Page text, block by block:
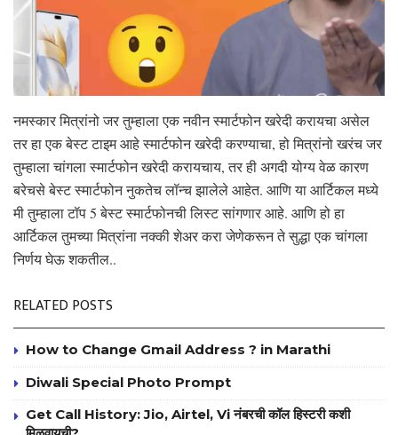
नमस्कार मित्रांनो जर तुम्हाला एक नवीन स्मार्टफोन खरेदी करायचा असेल
तर हा एक बेस्ट टाइम आहे स्मार्टफोन खरेदी करण्याचा, हो मित्रांनो खरंच जर
तुम्हाला चांगला स्मार्टफोन खरेदी करायचाय, तर ही अगदी योग्य वेळ कारण
बरेचसे बेस्ट स्मार्टफोन नुकतेच लॉन्च झालेले आहेत. आणि या आर्टिकल मध्ये
मी तुम्हाला टॉप 5 बेस्ट स्मार्टफोनची लिस्ट सांगणार आहे. आणि हो हा
आर्टिकल तुमच्या मित्रांना नक्की शेअर करा जेणेकरून ते सुद्धा एक चांगला
निर्णय घेऊ शकतील..
RELATED POSTS
How to Change Gmail Address ? in Marathi
Diwali Special Photo Prompt
Get Call History: Jio, Airtel, Vi नंबरची कॉल हिस्टरी कशी